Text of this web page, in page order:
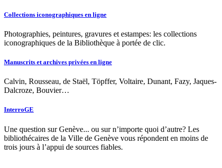
Collections iconographiques en ligne
Photographies, peintures, gravures et estampes: les collections
iconographiques de la Bibliothèque à portée de clic.
Manuscrits et archives privées en ligne
Calvin, Rousseau, de Staël, Töpffer, Voltaire, Dunant, Fazy, Jaques-
Dalcroze, Bouvier…
InterroGE
Une question sur Genève... ou sur n’importe quoi d’autre? Les
bibliothécaires de la Ville de Genève vous répondent en moins de
trois jours à l’appui de sources fiables.